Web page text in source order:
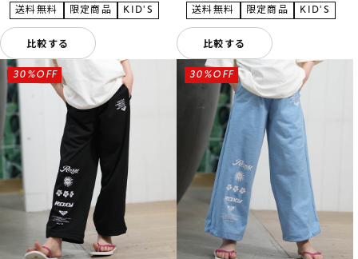
ムラサキスポーツ 公式アプリ
ポイント・クーポンもこのアプリで！
比較する 比較する
30%OFF 30%OFF